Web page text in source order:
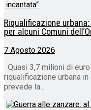
Riqualificazione
per alcuni Comuni
7 Agosto 2026
Quasi 3,7 milioni di
riqualificazione urbana in
prevede la...